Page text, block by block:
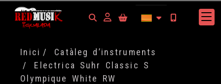
Identifícat
Inici
Catàleg d’instruments
Electrica Suhr Classic S
Olympique White RW